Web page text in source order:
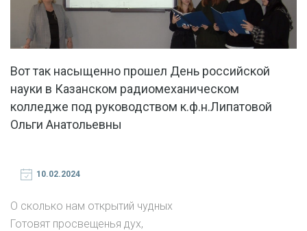
Вот так насыщенно прошел День российской
науки в Казанском радиомеханическом
колледже под руководством к.ф.н.Липатовой
Ольги Анатольевны
10.02.2024
О сколько нам открытий чудных
Готовят просвещенья дух,